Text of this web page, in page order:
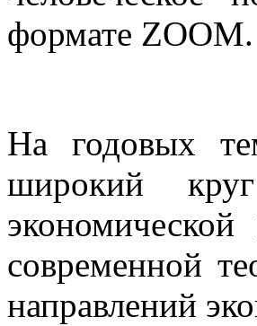
формате ZOOM.
На годовых
широкий
современной
направлений